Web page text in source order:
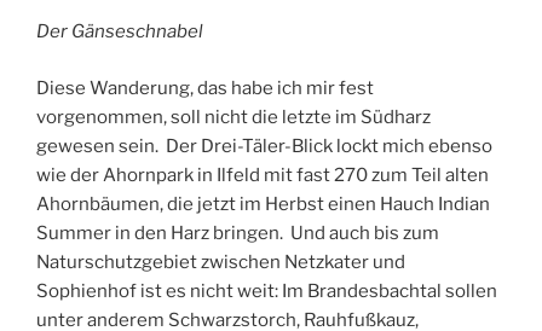
Der Gänseschnabel
Diese Wanderung, das habe ich mir fest
vorgenommen, soll nicht die letzte im Südharz
gewesen sein. Der Drei-Täler-Blick lockt mich ebenso